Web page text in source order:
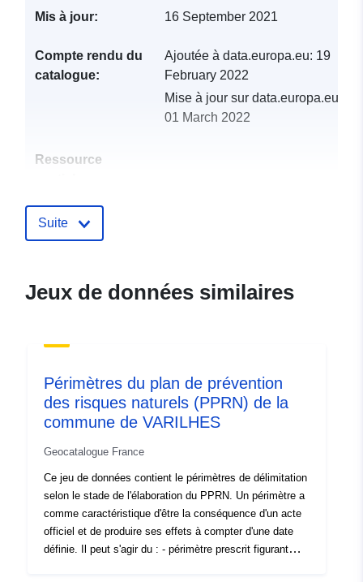
Mis à jour: 16 September 2021
Compte rendu du
catalogue:
Ajoutée à data.europa.eu: 19
February 2022
Mise à jour sur data.europa.eu:
01 March 2022
Ressource
Identificateurs:
6a8d-41e5-9cbb-
120066022-srv-27f9f90d-ebea-
446b-a979-375d22d0d200
Type:
Ressource:
codelist/SpatialDataServiceType/
Suite
Jeux de données similaires
Périmètres du plan de prévention
des risques naturels (PPRN) de la
commune de VARILHES
Geocatalogue France
Ce jeu de données contient le périmètres de délimitation
selon le stade de l'élaboration du PPRN. Un périmètre a
comme caractéristique d'être la conséquence d'un acte
officiel et de produire ses effets à compter d'une date
définie. Il peut s'agir du : - périmètre prescrit figurant